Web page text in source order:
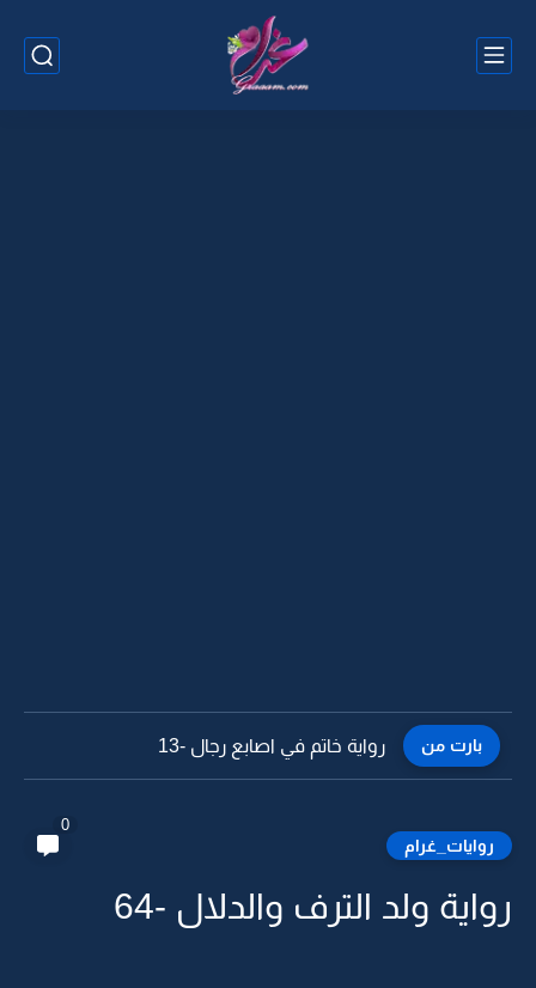
بارت من رواية خاتم في اصابع رجال -12
روايات_غرام
0
رواية ولد الترف والدلال -64